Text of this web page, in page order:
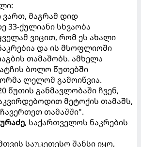
ვართ, მაგრამ დიდ
33-ქულიანი სხვაობა
ვიცით, რომ ეს ახალი
და ის მსოფლიოში
თამაშობს. ამხელა
ბოლო წუთებში
ლელომ გამოიწვია.
წუთის განმავლობაში ჩვენ,
მეტოქის თამაშს,
თამაშში".
, საქართველოს ნაკრების
საუკეთესო შანსი იყო,